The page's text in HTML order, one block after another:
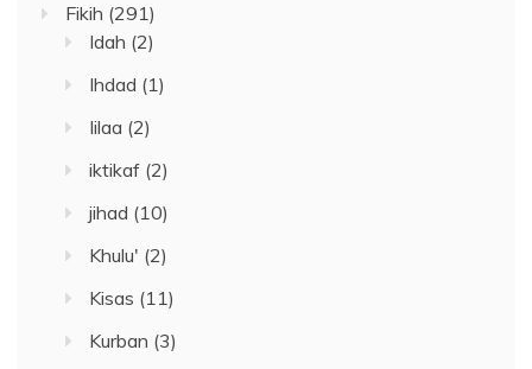
Fikih (291)
Idah (2)
Ihdad (1)
Iilaa (2)
iktikaf (2)
jihad (10)
Khulu' (2)
Kisas (11)
Kurban (3)